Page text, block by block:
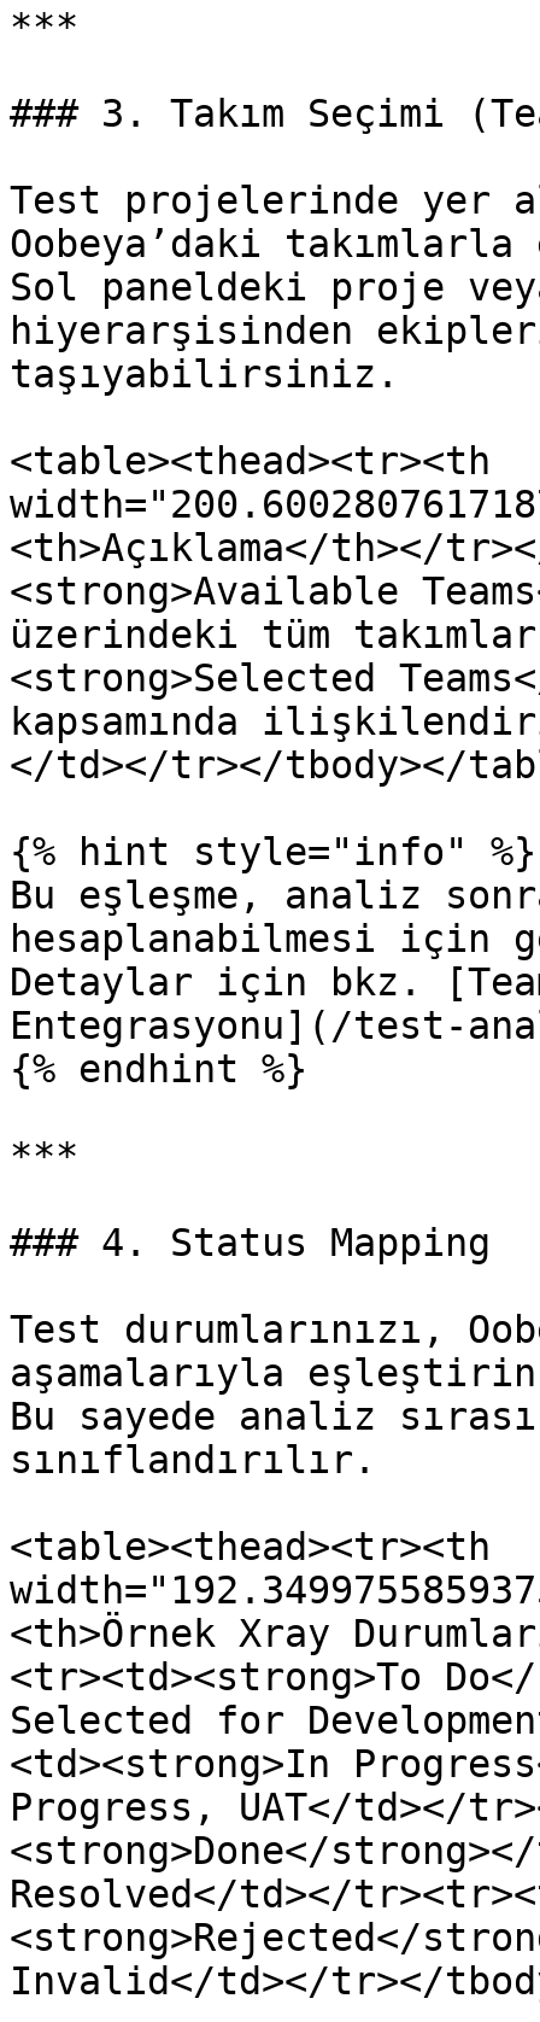
***
### 3. Takım Seçimi
Test projelerinde
Oobeya’daki
Sol paneldeki proje
hiyerarşisinden
taşıyabilirsiniz.
<table><thead><tr><th
<th>Açıklama</th></
<strong>Available
üzerindeki tüm
<strong>Selected
kapsamında
</td></tr></tbody></
{% hint style="info" %}
Bu eşleşme, analiz
hesaplanabilmesi
Detaylar için bkz.
Entegrasyonu](/test-
{% endhint %}
***
### 4. Status Mapping
Test durumlarınızı,
aşamalarıyla
Bu sayede analiz
sınıflandırılır.
<table><thead><tr><th
<th>Örnek Xray
<tr><td><strong>To
Selected for
<td><strong>In
Progress, UAT</td></
<strong>Done</
Resolved</td></
<strong>Rejected</
Invalid</td></tr></